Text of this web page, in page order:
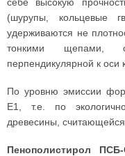
(шурупы, кольцевые
удерживаются не
тонкими щепами,
перпендикулярной к оси
По уровню эмиссии
E1, т.е. по
древесины,
Пенополистирол